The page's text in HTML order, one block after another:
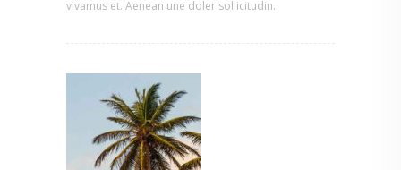
vivamus et. Aenean une doler sollicitudin.